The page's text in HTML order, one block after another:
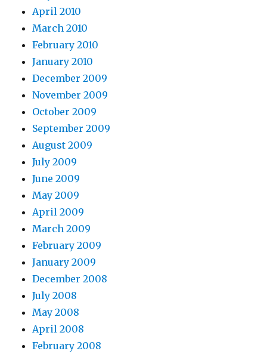
April 2010
March 2010
February 2010
January 2010
December 2009
November 2009
October 2009
September 2009
August 2009
July 2009
June 2009
May 2009
April 2009
March 2009
February 2009
January 2009
December 2008
July 2008
May 2008
April 2008
February 2008